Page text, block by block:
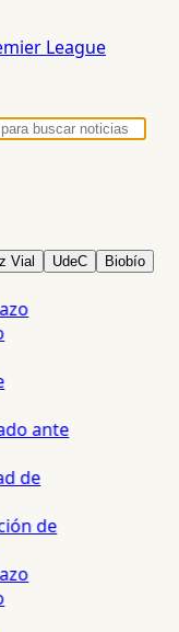
League
Vial UdeC Biobío
ante
de
de